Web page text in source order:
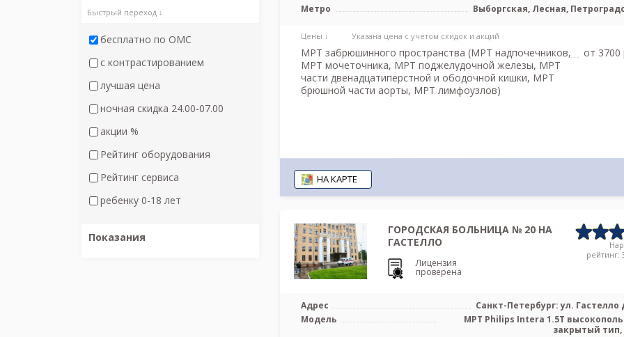
Быстрый переход ↓
бесплатно по ОМС
с контрастированием
лучшая цена
ночная скидка 24.00-07.00
акции %
Рейтинг оборудования
Рейтинг сервиса
ребенку 0-18 лет
Показания
Метро
Выборгская, Лесная,
Цены ↓ Указана цена с учетом скидок и акций
МРТ забрюшинного пространства (МРТ надпочечников,
МРТ мочеточника, МРТ поджелудочной железы, МРТ
части двенадцатиперстной и ободочной кишки, МРТ
брюшной части аорты, МРТ лимфоузлов)
от 3700
НА КАРТЕ
ГОРОДСКАЯ БОЛЬНИЦА № 20 НА
ГАСТЕЛЛО
Лицензия
проверена
рейтинг:
Адрес
Санкт-Петербург: ул. Гастелло
Модель
МРТ Philips Intera 1.5T
закрытый тип,